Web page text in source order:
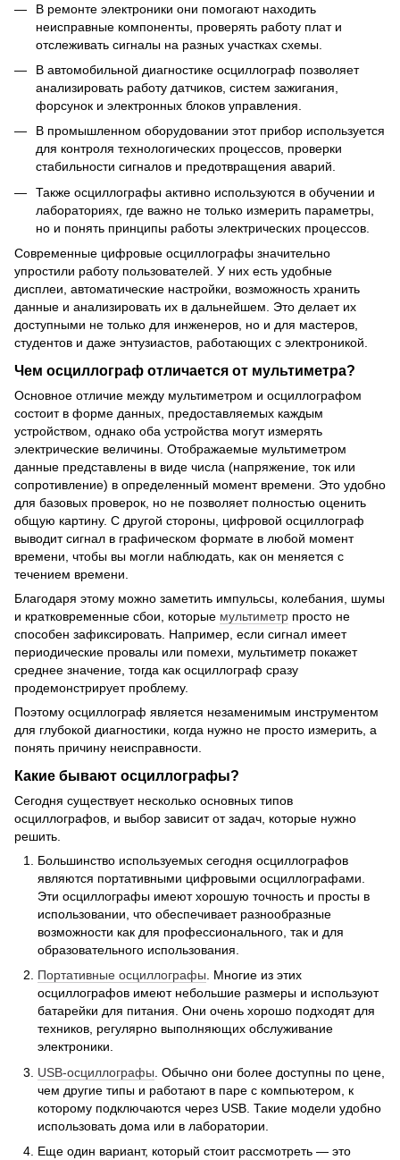
В ремонте электроники они помогают находить
неисправные компоненты, проверять работу плат и
отслеживать сигналы на разных участках схемы.
В автомобильной диагностике осциллограф позволяет
анализировать работу датчиков, систем зажигания,
форсунок и электронных блоков управления.
В промышленном оборудовании этот прибор используется
для контроля технологических процессов, проверки
стабильности сигналов и предотвращения аварий.
Также осциллографы активно используются в обучении и
лабораториях, где важно не только измерить параметры,
но и понять принципы работы электрических процессов.
Современные цифровые осциллографы значительно
упростили работу пользователей. У них есть удобные
дисплеи, автоматические настройки, возможность хранить
данные и анализировать их в дальнейшем. Это делает их
доступными не только для инженеров, но и для мастеров,
студентов и даже энтузиастов, работающих с электроникой.
Чем осциллограф отличается от мультиметра?
Основное отличие между мультиметром и осциллографом
состоит в форме данных, предоставляемых каждым
устройством, однако оба устройства могут измерять
электрические величины. Отображаемые мультиметром
данные представлены в виде числа (напряжение, ток или
сопротивление) в определенный момент времени. Это удобно
для базовых проверок, но не позволяет полностью оценить
общую картину. С другой стороны, цифровой осциллограф
выводит сигнал в графическом формате в любой момент
времени, чтобы вы могли наблюдать, как он меняется с
течением времени.
Благодаря этому можно заметить импульсы, колебания, шумы
и кратковременные сбои, которые мультиметр просто не
способен зафиксировать. Например, если сигнал имеет
периодические провалы или помехи, мультиметр покажет
среднее значение, тогда как осциллограф сразу
продемонстрирует проблему.
Поэтому осциллограф является незаменимым инструментом
для глубокой диагностики, когда нужно не просто измерить, а
понять причину неисправности.
Какие бывают осциллографы?
Сегодня существует несколько основных типов
осциллографов, и выбор зависит от задач, которые нужно
решить.
Большинство используемых сегодня осциллографов
являются портативными цифровыми осциллографами.
Эти осциллографы имеют хорошую точность и просты в
использовании, что обеспечивает разнообразные
возможности как для профессионального, так и для
образовательного использования.
Портативные осциллографы. Многие из этих
осциллографов имеют небольшие размеры и используют
батарейки для питания. Они очень хорошо подходят для
техников, регулярно выполняющих обслуживание
электроники.
USB-осциллографы . Обычно они более доступны по цене,
чем другие типы и работают в паре с компьютером, к
которому подключаются через USB. Такие модели удобно
использовать дома или в лаборатории.
Еще один вариант, который стоит рассмотреть — это